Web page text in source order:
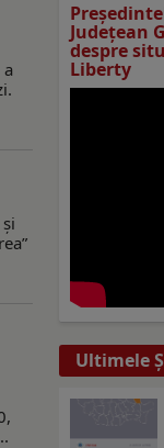
Judeţean
despre
Liberty
Ultimele